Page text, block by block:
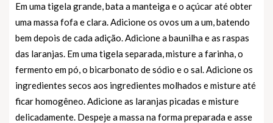
Em uma tigela grande, bata a manteiga e o açúcar até obter
uma massa fofa e clara. Adicione os ovos um a um, batendo
bem depois de cada adição. Adicione a baunilha e as raspas
das laranjas. Em uma tigela separada, misture a farinha, o
fermento em pó, o bicarbonato de sódio e o sal. Adicione os
ingredientes secos aos ingredientes molhados e misture até
ficar homogêneo. Adicione as laranjas picadas e misture
delicadamente. Despeje a massa na forma preparada e asse